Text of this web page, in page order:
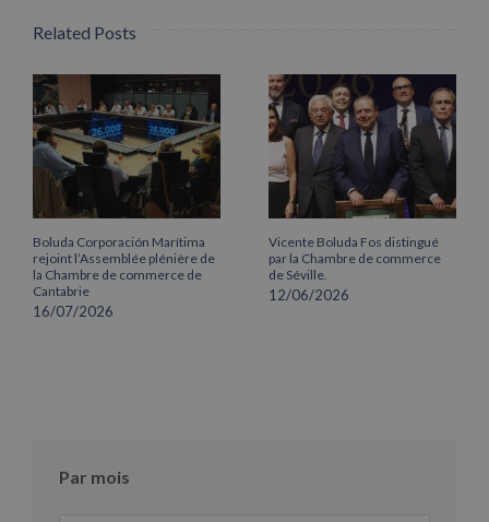
Related Posts
Boluda Corporación Marítima
rejoint l’Assemblée plénière de
la Chambre de commerce de
Cantabrie
16/07/2026
Vicente Boluda Fos distingué
par la Chambre de commerce
de Séville.
12/06/2026
Par mois